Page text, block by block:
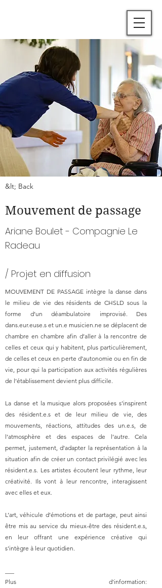
&lt; Back
Mouvement de passage
Ariane Boulet - Compagnie Le
Radeau
/ Projet en diffusion
MOUVEMENT DE PASSAGE intègre la danse dans
le milieu de vie des résidents de CHSLD sous la
forme d’un déambulatoire improvisé. Des
dans.eur.euse.s et un.e musicien.ne se déplacent de
chambre en chambre afin d’aller à la rencontre de
celles et ceux qui y habitent, plus particulièrement,
de celles et ceux en perte d’autonomie ou en fin de
vie, pour qui la participation aux activités régulières
de l’établissement devient plus difficile.
La danse et la musique alors proposées s’inspirent
des résident.e.s et de leur milieu de vie, des
mouvements, réactions, attitudes des un.e.s, de
l’atmosphère et des espaces de l’autre. Cela
permet, justement, d’adapter la représentation à la
situation afin de créer un contact privilégié avec les
résident.e.s. Les artistes écoutent leur rythme, leur
créativité. Ils vont à leur rencontre, interagissent
avec elles et eux.
L’art, véhicule d’émotions et de partage, peut ainsi
être mis au service du mieux-être des résident.e.s,
en leur offrant une expérience créative qui
s’intègre à leur quotidien.
Plus d'information: